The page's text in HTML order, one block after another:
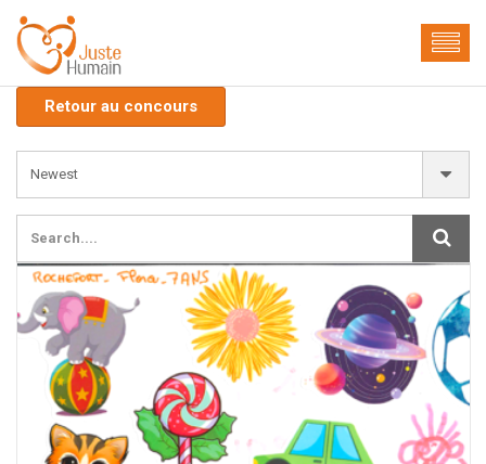
Retour au concours